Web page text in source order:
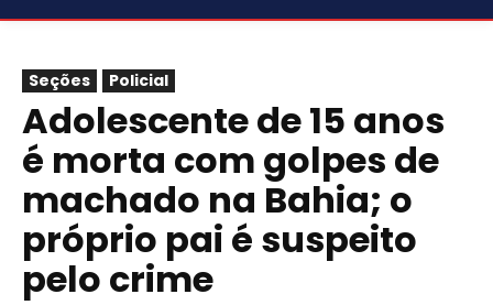
Seções Policial
Adolescente de 15 anos
é morta com golpes de
machado na Bahia; o
próprio pai é suspeito
pelo crime